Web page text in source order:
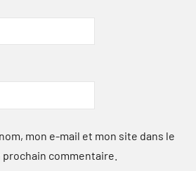
mon e-mail et mon site dans le
commentaire.